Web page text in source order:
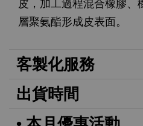
皮，加工過程混合橡膠、
層聚氨酯形成皮表面。
客製化服務
出貨時間